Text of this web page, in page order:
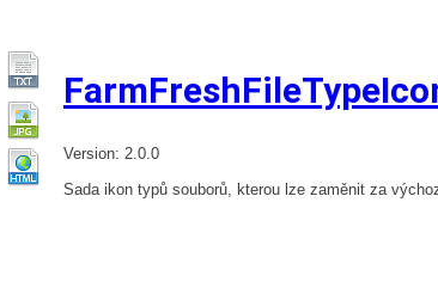
Version: 2.0.0
Sada ikon typů souborů, kterou lze zaměnit za